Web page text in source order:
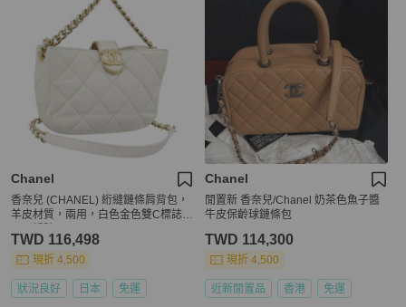
Chanel
香奈兒 (CHANEL) 絎縫鏈條肩背包，
羊皮材質，兩用，白色金色雙C標誌，
TWD 116,498
現折 4,500
狀況良好 日本 免運
Chanel
閒置新 香奈兒/Chanel 奶茶色魚子醬
牛皮保齡球鏈條包
TWD 114,300
現折 4,500
近新閒置品 香港 免運